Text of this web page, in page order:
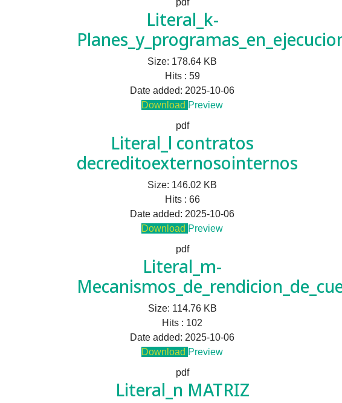
pdf
Literal_k-
Size: 178.64 KB
Hits : 59
Date added: 2025-10-06
Download Preview
pdf
Literal_l contratos
decreditoexternosointernos
Size: 146.02 KB
Hits : 66
Date added: 2025-10-06
Download Preview
pdf
Literal_m-
Size: 114.76 KB
Hits : 102
Date added: 2025-10-06
Download Preview
pdf
Literal_n MATRIZ